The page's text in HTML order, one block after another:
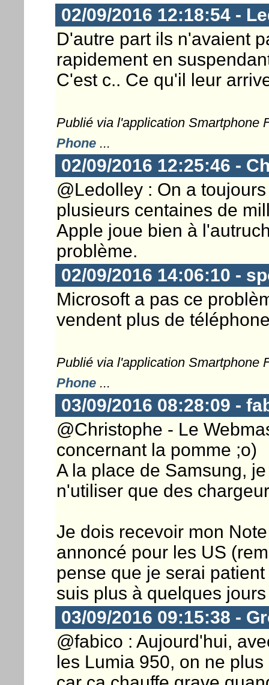
02/09/2016 12:18:54 -
D'autre part ils n'avaient
rapidement en
C'est c.. Ce qu'il leur
Publié via l'application Smartphone
Phone...
02/09/2016 12:25:46 -
@Ledolley : On a
plusieurs centaines de
Apple joue bien à
problème.
02/09/2016 14:06:10 -
Microsoft a pas ce
vendent plus de
Publié via l'application Smartphone
Phone...
03/09/2016 08:28:09 -
@Christophe - Le
concernant la pomme ;o)
A la place de Samsung,
n'utiliser que des
Je dois recevoir mon
annoncé pour les US
pense que je serai
suis plus à quelques
03/09/2016 09:15:38 -
@fabico : Aujourd'hui,
les Lumia 950, on ne